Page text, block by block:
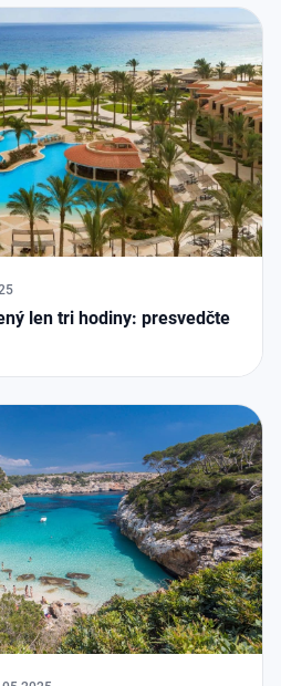
len tri hodiny: presvedčte